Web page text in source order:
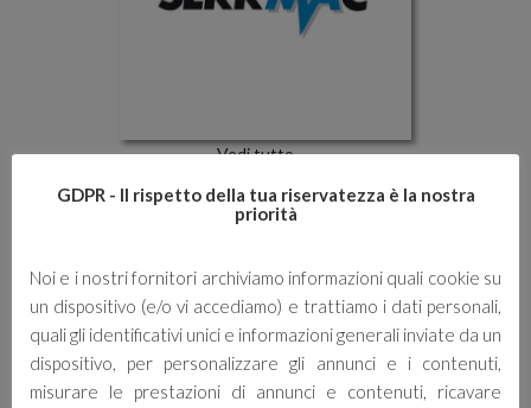
Vedi tutto →
Bimak
GDPR - Il rispetto della tua riservatezza è la nostra
priorità
Noi e i nostri fornitori archiviamo informazioni quali cookie su
un dispositivo (e/o vi accediamo) e trattiamo i dati personali,
quali gli identificativi unici e informazioni generali inviate da un
dispositivo, per personalizzare gli annunci e i contenuti,
misurare le prestazioni di annunci e contenuti, ricavare